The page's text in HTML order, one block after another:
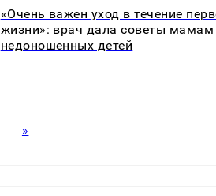
«Очень важен уход в течение
жизни»: врач дала советы мамам
недоношенных детей
»